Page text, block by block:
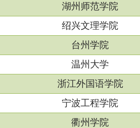
湖州师范学院
绍兴文理学院
台州学院
温州大学
浙江外国语学院
宁波工程学院
衢州学院